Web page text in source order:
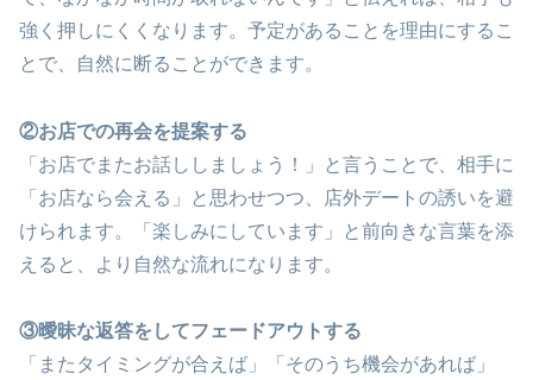
強く押しにくくなります。予定があることを理由にするこ
とで、自然に断ることができます。
②お店での再会を提案する
「お店でまたお話ししましょう！」と言うことで、相手に
「お店なら会える」と思わせつつ、店外デートの誘いを避
けられます。「楽しみにしています」と前向きな言葉を添
えると、より自然な流れになります。
③曖昧な返答をしてフェードアウトする
「またタイミングが合えば」「そのうち機会があれば」